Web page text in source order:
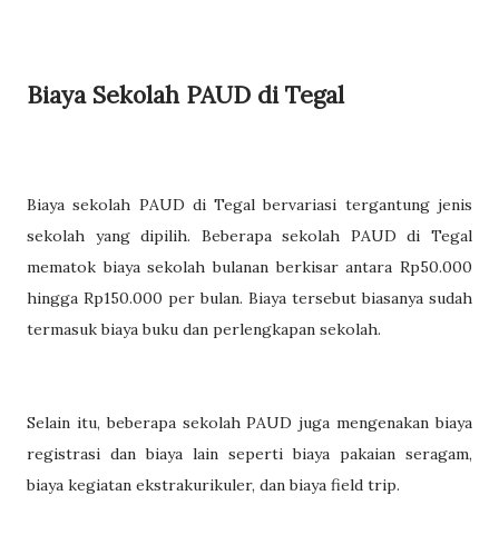
Biaya Sekolah PAUD di Tegal
Biaya sekolah PAUD di Tegal bervariasi tergantung jenis
sekolah yang dipilih. Beberapa sekolah PAUD di Tegal
mematok biaya sekolah bulanan berkisar antara Rp50.000
hingga Rp150.000 per bulan. Biaya tersebut biasanya sudah
termasuk biaya buku dan perlengkapan sekolah.
Selain itu, beberapa sekolah PAUD juga mengenakan biaya
registrasi dan biaya lain seperti biaya pakaian seragam,
biaya kegiatan ekstrakurikuler, dan biaya field trip.